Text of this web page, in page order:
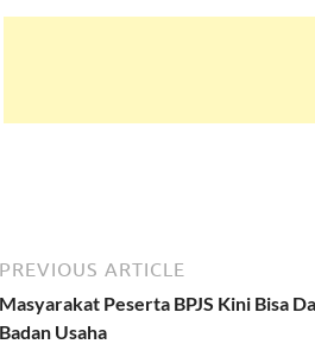
PREVIOUS ARTICLE
Masyarakat Peserta BPJS Kini Bisa
Badan Usaha